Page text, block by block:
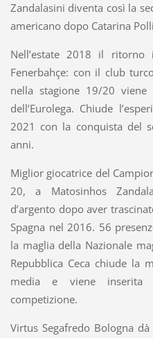
Zandalasini diventa così la
americano dopo Catarina
Nell’estate 2018 il
Fenerbahçe: con il club
nella stagione 19/20
dell’Eurolega. Chiude
2021 con la conquista del
anni.
Miglior giocatrice del
20, a Matosinhos
d’argento dopo aver
Spagna nel 2016. 56
la maglia della Nazionale
Repubblica Ceca chiude la
media e viene inserita
competizione.
Virtus Segafredo Bologna